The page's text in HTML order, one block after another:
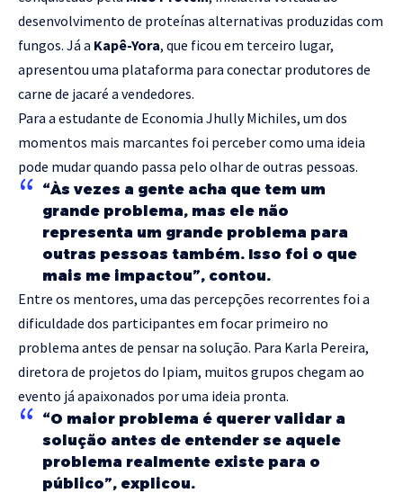
desenvolvimento de proteínas alternativas produzidas com
fungos. Já a Kapê-Yora, que ficou em terceiro lugar,
apresentou uma plataforma para conectar produtores de
carne de jacaré a vendedores.
Para a estudante de Economia Jhully Michiles, um dos
momentos mais marcantes foi perceber como uma ideia
pode mudar quando passa pelo olhar de outras pessoas.
“Às vezes a gente acha que tem um
grande problema, mas ele não
representa um grande problema para
outras pessoas também. Isso foi o que
mais me impactou”, contou.
Entre os mentores, uma das percepções recorrentes foi a
dificuldade dos participantes em focar primeiro no
problema antes de pensar na solução. Para Karla Pereira,
diretora de projetos do Ipiam, muitos grupos chegam ao
evento já apaixonados por uma ideia pronta.
“O maior problema é querer validar a
solução antes de entender se aquele
problema realmente existe para o
público”, explicou.